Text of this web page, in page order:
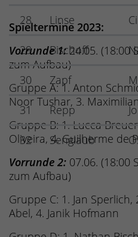
28 Linse
29 Bischoff
30 Zapf
31 Repp
32 Senglaub
Spieltermine 2023:
Vorrunde 1:24.05. (18:00
zum Aufbau)
Gruppe A: 1. Anton
Noor Tushar, 3.
Gruppe B: 1. Lucca
Oliveira, 4. Guilherme de
Vorrunde 2: 07.06. (18:00
zum Aufbau)
Gruppe C: 1. Jan Sperlich,
Abel, 4. Janik Hofmann